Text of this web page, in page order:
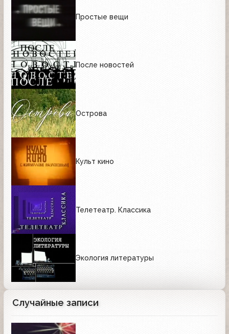
Простые вещи
После новостей
Острова
Культ кино
Телетеатр. Классика
Экология литературы
Случайные записи